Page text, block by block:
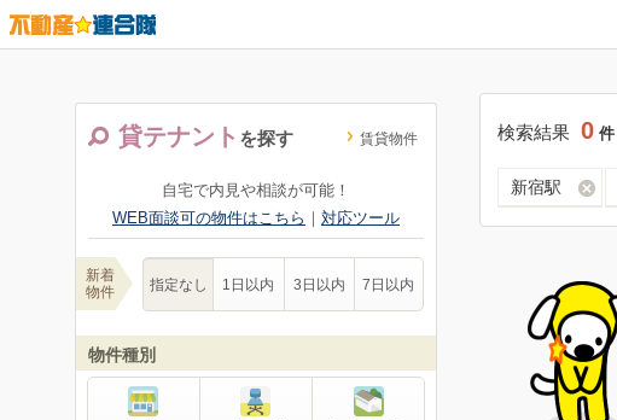
貸テナント を探す 賃貸物件
自宅で内見や相談が可能！
WEB面談可の物件はこちら ｜ 対応ツール
新着
物件
指定なし 1日以内 3日以内 7日以内
物件種別
検索結果 0 件
新宿駅